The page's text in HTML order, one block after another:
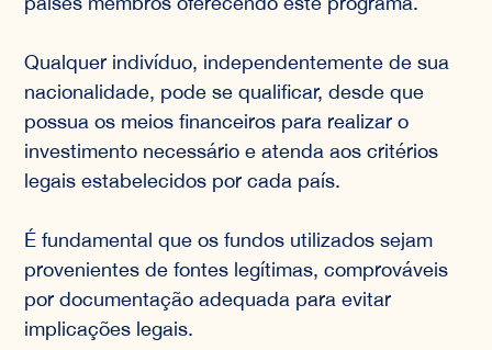
Qualquer indivíduo, independentemente de sua
nacionalidade, pode se qualificar, desde que
possua os meios financeiros para realizar o
investimento necessário e atenda aos critérios
legais estabelecidos por cada país.
É fundamental que os fundos utilizados sejam
provenientes de fontes legítimas, comprováveis
por documentação adequada para evitar
implicações legais.